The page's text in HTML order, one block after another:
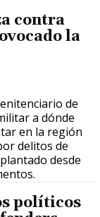
contra
la
de
a dónde
en la región
delitos de
desde
políticos